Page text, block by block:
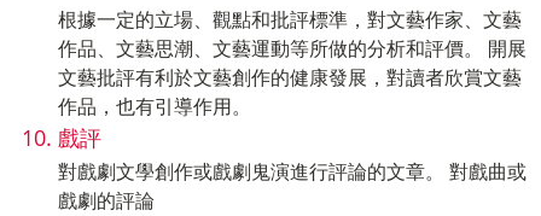
根據一定的立場、觀點和批評標準，對文藝作家、文藝
作品、文藝思潮、文藝運動等所做的分析和評價。 開展
文藝批評有利於文藝創作的健康發展，對讀者欣賞文藝
作品，也有引導作用。
戲評
對戲劇文學創作或戲劇鬼演進行評論的文章。 對戲曲或
戲劇的評論